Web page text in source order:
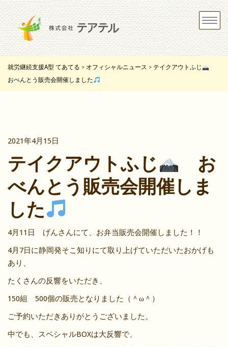
Toggle
就労継続支援A型 てあてる > オフィシャルニュース > テイクアウトふじ
おべんとう販売会開催しました
2021年4月15日
テイクアウトふじ
お
べんとう販売会開催しま
した
4月11日 げんさんにて、お弁当販売会開催しました！！
4月7日に静岡発そこ知りにて取り上げていただいたおかげも
あり、
たくさんの反響をいただき、
150組 500個の販売となりました（＾ω＾）
ご予約いただきありがとうございました。
中でも、スペシャルBOXは大反響で、